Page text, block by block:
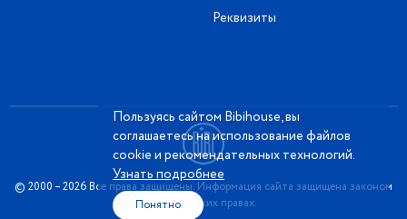
Реквизиты
© 2000 – 2026 Все права защищены. Информация сайта защищена законом
об авторских правах.
Пользуясь сайтом Bibihouse, вы
соглашаетесь на использование файлов
cookie и рекомендательных технологий.
Узнать подробнее
Понятно